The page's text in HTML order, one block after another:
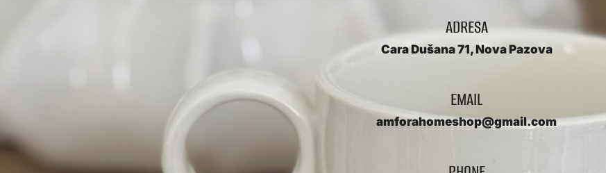
ADRESA
Cara Dušana 71, Nova Pazova
EMAIL
amforahomeshop@gmail.com